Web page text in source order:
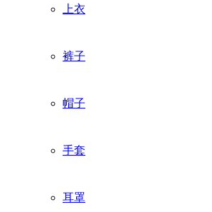
上衣
裤子
帽子
手套
耳罩